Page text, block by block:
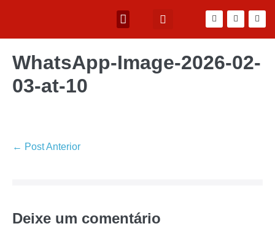
WhatsApp-Image-2026-02-
03-at-10
← Post Anterior
Deixe um comentário